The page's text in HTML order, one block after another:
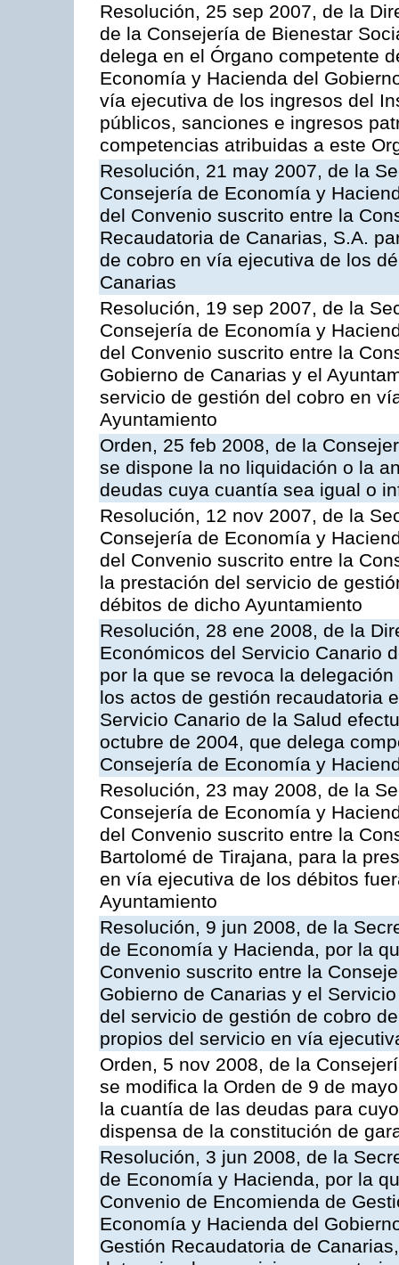
Resolución, 25 sep 2007, de la
de la Consejería de Bienestar
delega en el Órgano competente
Economía y Hacienda del
vía ejecutiva de los ingresos del
públicos, sanciones e ingresos
competencias atribuidas a este
Resolución, 21 may 2007, de la
Consejería de Economía y
del Convenio suscrito entre la
Recaudatoria de Canarias, S.A.
de cobro en vía ejecutiva de los
Canarias
Resolución, 19 sep 2007, de la
Consejería de Economía y
del Convenio suscrito entre la
Gobierno de Canarias y el
servicio de gestión del cobro en
Ayuntamiento
Orden, 25 feb 2008, de la
se dispone la no liquidación o la
deudas cuya cuantía sea igual o
Resolución, 12 nov 2007, de la
Consejería de Economía y
del Convenio suscrito entre la
la prestación del servicio de
débitos de dicho Ayuntamiento
Resolución, 28 ene 2008, de la
Económicos del Servicio Canario
por la que se revoca la
los actos de gestión recaudatoria
Servicio Canario de la Salud
octubre de 2004, que delega
Consejería de Economía y
Resolución, 23 may 2008, de la
Consejería de Economía y
del Convenio suscrito entre la
Bartolomé de Tirajana, para la
en vía ejecutiva de los débitos
Ayuntamiento
Resolución, 9 jun 2008, de la
de Economía y Hacienda, por la
Convenio suscrito entre la
Gobierno de Canarias y el
del servicio de gestión de cobro
propios del servicio en vía
Orden, 5 nov 2008, de la
se modifica la Orden de 9 de
la cuantía de las deudas para
dispensa de la constitución de
Resolución, 3 jun 2008, de la
de Economía y Hacienda, por la
Convenio de Encomienda de
Economía y Hacienda del
Gestión Recaudatoria de